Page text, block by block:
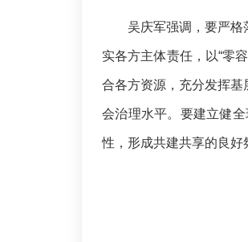
吴庆军强调，要严格
实各方主体责任，以“零
合各方资源，充分发挥
会治理水平。 要建立健
性， 形成共建共享的良好